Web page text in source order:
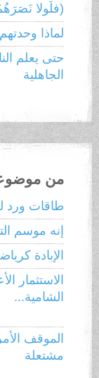
(فلَولا نَصَرَهُمُ
لماذا
حتى يعلم
الجاهلية
من
طاقات ورد
إنه موسم
الإبادة
الاستثمار
الشامية...
الموقف
مشتعلة